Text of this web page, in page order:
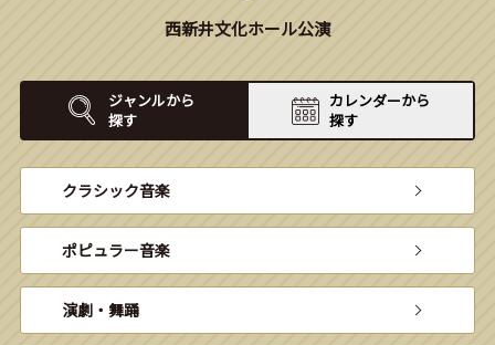
西新井文化ホール公演
ジャンルから
探す
カレンダーから
探す
クラシック音楽
ポピュラー音楽
演劇・舞踊